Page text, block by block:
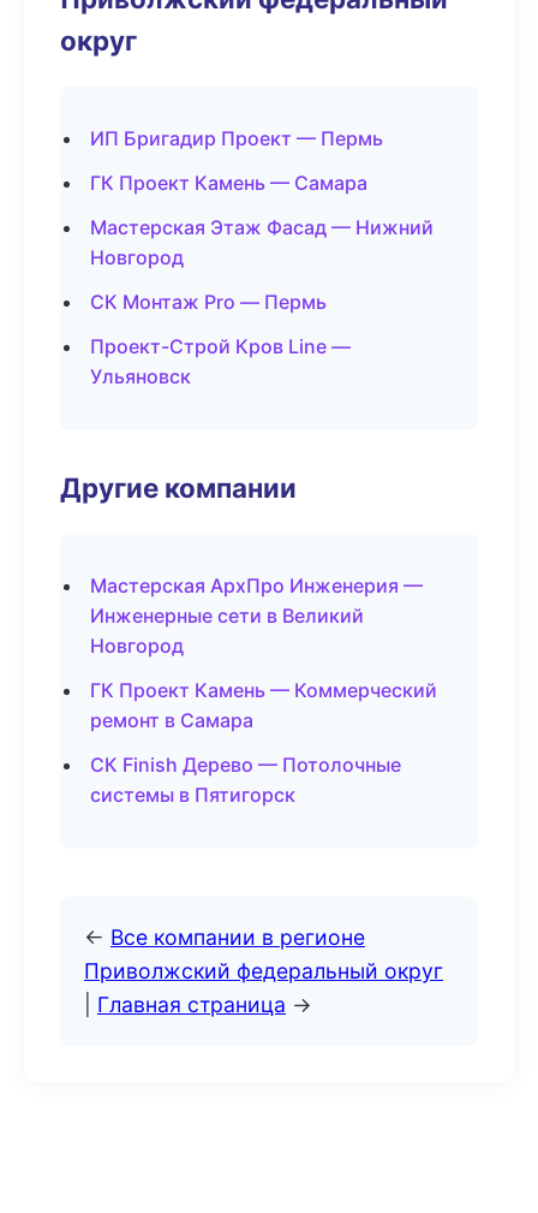
округ
ИП Бригадир Проект — Пермь
ГК Проект Камень — Самара
Мастерская Этаж Фасад — Нижний
Новгород
СК Монтаж Pro — Пермь
Проект-Строй Кров Line —
Ульяновск
Другие компании
Мастерская АрхПро Инженерия —
Инженерные сети в Великий
Новгород
ГК Проект Камень — Коммерческий
ремонт в Самара
СК Finish Дерево — Потолочные
системы в Пятигорск
← Все компании в регионе
Приволжский федеральный округ
Главная страница →